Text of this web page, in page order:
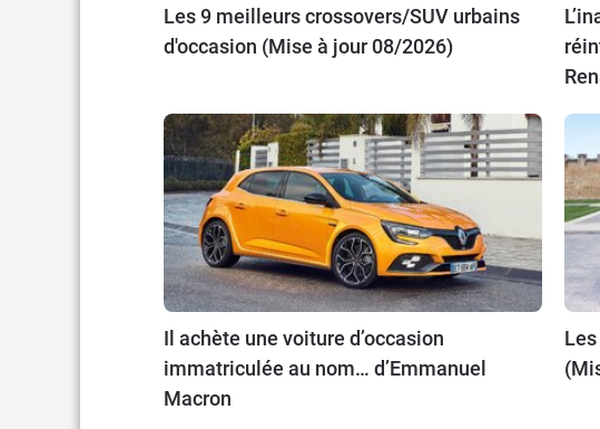
Les 9 meilleurs crossovers/SUV urbains
d'occasion (Mise à jour 08/2026)
Il achète une voiture d’occasion
immatriculée au nom… d’Emmanuel
Macron